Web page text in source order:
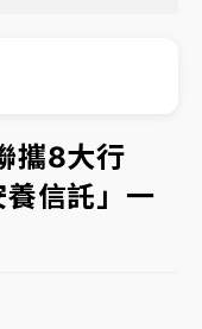
諒向法院聲請遭
預約開賣一度塞車
告成功 今重開羈
「紅到發紫」降
攜8大行
信託」一